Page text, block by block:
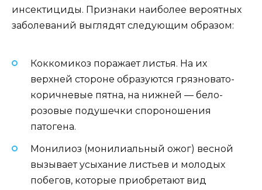
инсектициды. Признаки наиболее вероятных
заболеваний выглядят следующим образом:
Коккомикоз поражает листья. На их
верхней стороне образуются грязновато-
коричневые пятна, на нижней — бело-
розовые подушечки спороношения
патогена.
Монилиоз (монилиальный ожог) весной
вызывает усыхание листьев и молодых
побегов, которые приобретают вид